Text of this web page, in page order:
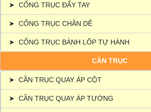
➤ CỔNG TRỤC ĐẨY TAY
➤ CỔNG TRỤC CHÂN DÊ
➤ CỔNG TRỤC BÁNH LỐP TỰ HÀNH
CẦN TRỤC
➤ CẦN TRỤC QUAY ÁP CỘT
➤ CẦN TRỤC QUAY ÁP TƯỜNG